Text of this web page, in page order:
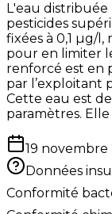
L'eau
pesticides
fixées à 0,1 µg/
pour en limiter
renforcé est en
par l’exploitant
Cette eau est
paramètres.
19 novembre
Données
Conformité